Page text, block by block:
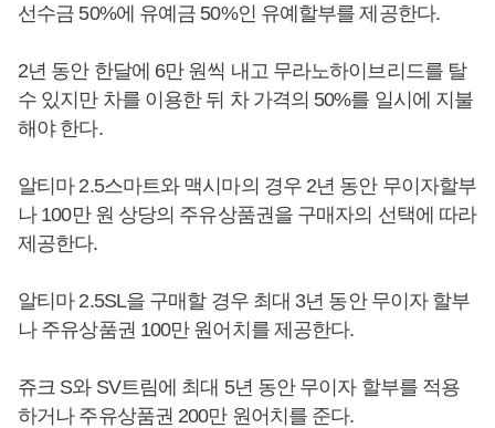
선수금 50%에 유예금 50%인 유예할부를 제공한다.
2년 동안 한달에 6만 원씩 내고 무라노하이브리드를 탈
수 있지만 차를 이용한 뒤 차 가격의 50%를 일시에 지불
해야 한다.
알티마 2.5스마트와 맥시마의 경우 2년 동안 무이자할부
나 100만 원 상당의 주유상품권을 구매자의 선택에 따라
제공한다.
알티마 2.5SL을 구매할 경우 최대 3년 동안 무이자 할부
나 주유상품권 100만 원어치를 제공한다.
쥬크 S와 SV트림에 최대 5년 동안 무이자 할부를 적용
하거나 주유상품권 200만 원어치를 준다.